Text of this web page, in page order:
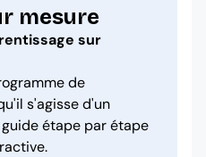
mesure
sur
de
s'agisse d'un
étape par étape